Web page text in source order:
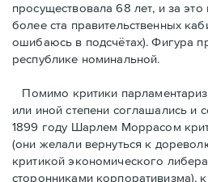
просуществовала 68 лет, и за
более ста правительственных
ошибаюсь в подсчётах). Фигура
республике номинальной.
Помимо критики
или иной степени соглашались и
1899 году Шарлем Моррасом
(они желали вернуться к
критикой экономического
сторонниками корпоративизма),